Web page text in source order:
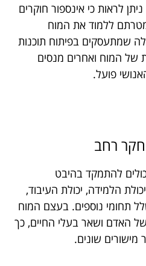
לראות כי אינספור חוקרים
ללמוד את המוח
שמתעסקים בפיתוח תוכנות
של המוח ואחרים מנסים
פועל.
רחב
להתמקד בהיבט
הלמידה, יכולת העיבוד,
תחומי נוספים. בעצם המוח
האדם ושאר בעלי החיים, כך
מישורים שונים.